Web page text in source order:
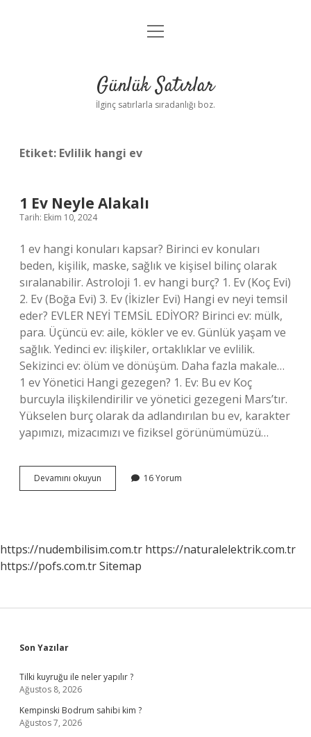
Anasayfa
Yasal Uyarı
menüyü
Günlük Satırlar
İlginç satırlarla sıradanlığı boz.
Etiket: Evlilik hangi ev
1 Ev Neyle Alakalı
Tarih: Ekim 10, 2024
1 ev hangi konuları kapsar? Birinci ev konuları
beden, kişilik, maske, sağlık ve kişisel bilinç olarak
sıralanabilir. Astroloji 1. ev hangi burç? 1. Ev (Koç Evi)
2. Ev (Boğa Evi) 3. Ev (İkizler Evi) Hangi ev neyi temsil
eder? EVLER NEYİ TEMSİL EDİYOR? Birinci ev: mülk,
para. Üçüncü ev: aile, kökler ve ev. Günlük yaşam ve
sağlık. Yedinci ev: ilişkiler, ortaklıklar ve evlilik.
Sekizinci ev: ölüm ve dönüşüm. Daha fazla makale…
1 ev Yönetici Hangi gezegen? 1. Ev: Bu ev Koç
burcuyla ilişkilendirilir ve yönetici gezegeni Mars’tır.
Yükselen burç olarak da adlandırılan bu ev, karakter
yapımızı, mizacımızı ve fiziksel görünümümüzü…
Devamını okuyun
Ev
16 Yorum
https://nudembilisim.com.tr https://naturalelektrik.com.tr
https://pofs.com.trSitemap
Sidebar
Son Yazılar
Tilki kuyruğu ile neler yapılır ?
Ağustos 8, 2026
Kempinski Bodrum sahibi kim ?
Ağustos 7, 2026